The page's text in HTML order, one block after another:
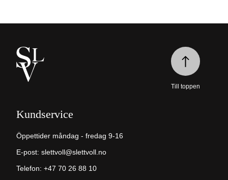
Kundservice
Öppettider måndag - fredag 9-16
E-post: slettvoll@slettvoll.no
Telefon: +47 70 26 88 10
Till toppen